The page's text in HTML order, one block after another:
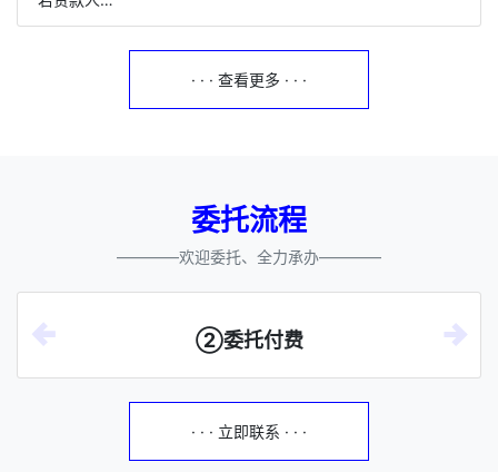
· · · 查看更多 · · ·
委托流程
————欢迎委托、全力承办————
②委托付费
· · · 立即联系 · · ·